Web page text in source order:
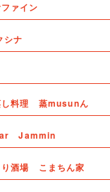
ァイン
シナ
し料理 蒸musunん
Jammin
り酒場 こまちん家